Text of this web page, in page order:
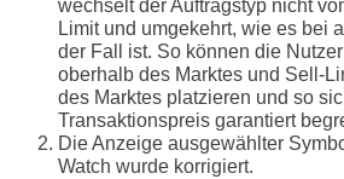
wechselt der Auftragstyp nicht
Limit und umgekehrt, wie es bei
der Fall ist. So können die
oberhalb des Marktes und Sell-
des Marktes platzieren und so
Transaktionspreis garantiert
Die Anzeige ausgewählter
Watch wurde korrigiert.